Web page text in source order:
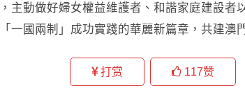
主動做好婦女權益維護者、和諧家庭建設者
一國兩制」成功實踐的華麗新篇章，共建澳
打赏 117赞